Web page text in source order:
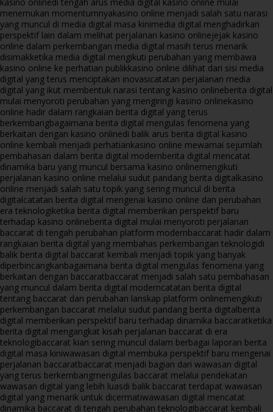
menemukan momentumnyakasino online menjadi salah satu narasi
yang muncul di media digital masa kinimedia digital menghadirkan
perspektif lain dalam melihat perjalanan kasino onlinejejak kasino
online dalam perkembangan media digital masih terus menarik
disimakketika media digital mengikuti perubahan yang membawa
kasino online ke perhatian publikkasino online dilihat dari sisi media
digital yang terus menciptakan inovasicatatan perjalanan media
digital yang ikut membentuk narasi tentang kasino onlineberita digital
mulai menyoroti perubahan yang mengiringi kasino onlinekasino
online hadir dalam rangkaian berita digital yang terus
berkembangbagaimana berita digital mengulas fenomena yang
berkaitan dengan kasino onlinedi balik arus berita digital kasino
online kembali menjadi perhatiankasino online mewarnai sejumlah
pembahasan dalam berita digital modernberita digital mencatat
dinamika baru yang muncul bersama kasino onlinemengikuti
perjalanan kasino online melalui sudut pandang berita digitalkasino
online menjadi salah satu topik yang sering muncul di berita
digitalcatatan berita digital mengenai kasino online dan perubahan
era teknologiketika berita digital memberikan perspektif baru
terhadap kasino onlineberita digital mulai menyoroti perjalanan
baccarat di tengah perubahan platform modernbaccarat hadir dalam
rangkaian berita digital yang membahas perkembangan teknologidi
balik berita digital baccarat kembali menjadi topik yang banyak
diperbincangkanbagaimana berita digital mengulas fenomena yang
berkaitan dengan baccaratbaccarat menjadi salah satu pembahasan
yang muncul dalam berita digital moderncatatan berita digital
tentang baccarat dan perubahan lanskap platform onlinemengikuti
perkembangan baccarat melalui sudut pandang berita digitalberita
digital memberikan perspektif baru terhadap dinamika baccaratketika
berita digital mengangkat kisah perjalanan baccarat di era
teknologibaccarat kian sering muncul dalam berbagai laporan berita
digital masa kiniwawasan digital membuka perspektif baru mengenai
perjalanan baccaratbaccarat menjadi bagian dari wawasan digital
yang terus berkembangmengulas baccarat melalui pendekatan
wawasan digital yang lebih luasdi balik baccarat terdapat wawasan
digital yang menarik untuk dicermatiwawasan digital mencatat
dinamika baccarat di tengah perubahan teknologibaccarat kembali